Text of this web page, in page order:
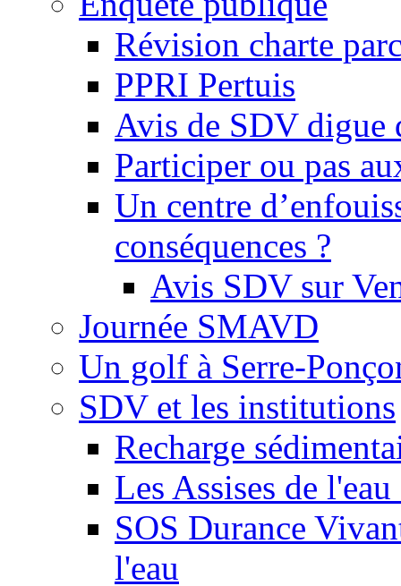
Révision charte
PPRI Pertuis
Avis de SDV digue
Participer ou pas
Un centre
conséquences ?
Avis SDV sur
Journée SMAVD
Un golf à Serre-
SDV et les institutions
Recharge
Les Assises de
SOS Durance
l'eau